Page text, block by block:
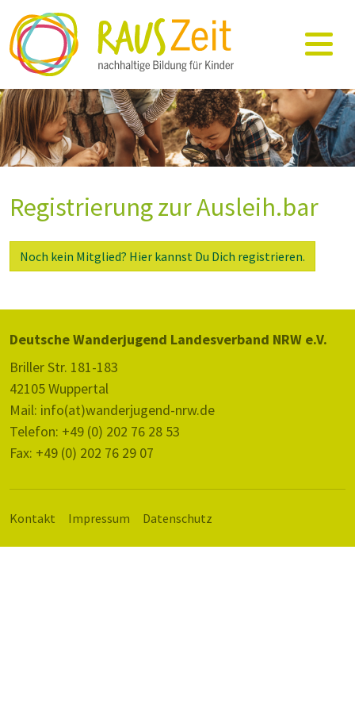
Registrierung zur Ausleih.bar
Noch kein Mitglied? Hier kannst Du Dich registrieren.
Deutsche Wanderjugend Landesverband NRW e.V.
Briller Str. 181-183
42105 Wuppertal
Mail: info(at)wanderjugend-nrw.de
Telefon: +49 (0) 202 76 28 53
Fax: +49 (0) 202 76 29 07
Kontakt Impressum Datenschutz